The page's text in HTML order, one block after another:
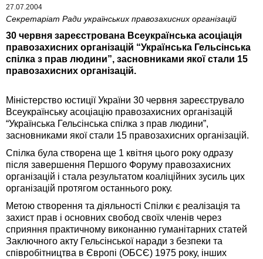
27.07.2004
Секретаріат Ради українських правозахисних організацій
30 червня зареєстрована Всеукраїнська асоціація
правозахисних організацій “Українська Гельсінська
спілка з прав людини”, засновниками якої стали 15
правозахисних організацій.
Міністерство юстиції України 30 червня зареєструвало
Всеукраїнську асоціацію правозахисних організацій
“Українська Гельсінська спілка з прав людини”,
засновниками якої стали 15 правозахисних організацій.
Спілка була створена ще 1 квітня цього року одразу
після завершення Першого Форуму правозахисних
організацій і стала результатом коаліційних зусиль цих
організацій протягом останнього року.
Метою створення та діяльності Спілки є реалізація та
захист прав і основних свобод своїх членів через
сприяння практичному виконанню гуманітарних статей
Заключного акту Гельсінської наради з безпеки та
співробітництва в Європі (ОБСЄ) 1975 року, інших